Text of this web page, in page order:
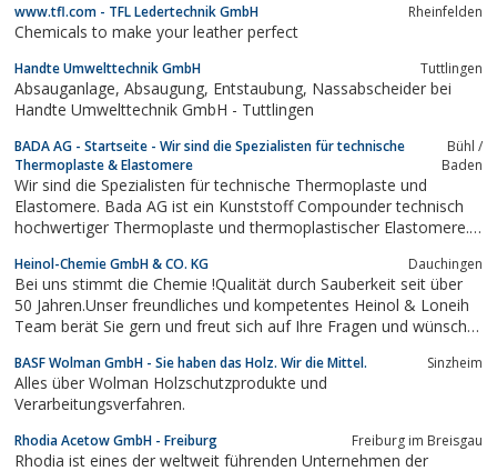
www.tfl.com - TFL Ledertechnik GmbH Rheinfelden
Chemicals to make your leather perfect
Handte Umwelttechnik GmbH Tuttlingen
Absauganlage, Absaugung, Entstaubung, Nassabscheider bei
Handte Umwelttechnik GmbH - Tuttlingen
BADA AG - Startseite - Wir sind die Spezialisten für technische
Thermoplaste & Elastomere
Bühl /
Baden
Wir sind die Spezialisten für technische Thermoplaste und
Elastomere. Bada AG ist ein Kunststoff Compounder technisch
hochwertiger Thermoplaste und thermoplastischer Elastomere.
Heinol-Chemie GmbH & CO. KG Dauchingen
Bei uns stimmt die Chemie !Qualität durch Sauberkeit seit über
50 Jahren.Unser freundliches und kompetentes Heinol & Loneih
Team berät Sie gern und freut sich auf Ihre Fragen und wünscht
BASF Wolman GmbH - Sie haben das Holz. Wir die Mittel. Sinzheim
Alles über Wolman Holzschutzprodukte und
Verarbeitungsverfahren.
Rhodia Acetow GmbH‎ - Freiburg Freiburg im Breisgau‎
Rhodia ist eines der weltweit führenden Unternehmen der